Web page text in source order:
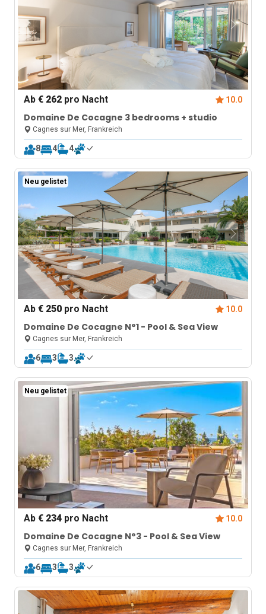
Ab€ 262 pro Nacht 10.0
Domaine De Cocagne 3 bedrooms + studio
Cagnes sur Mer, Frankreich
8 4 4
Neu gelistet
Ab€ 250 pro Nacht 10.0
Domaine De Cocagne N°1 - Pool & Sea View
Cagnes sur Mer, Frankreich
6 3 3
Neu gelistet
Ab€ 234 pro Nacht 10.0
Domaine De Cocagne N°3 - Pool & Sea View
Cagnes sur Mer, Frankreich
6 3 3